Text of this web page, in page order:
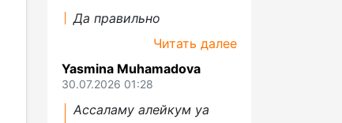
Да правильно
Читать далее
Yasmina Muhamadova
30.07.2026 01:28
Ассаламу алейкум уа